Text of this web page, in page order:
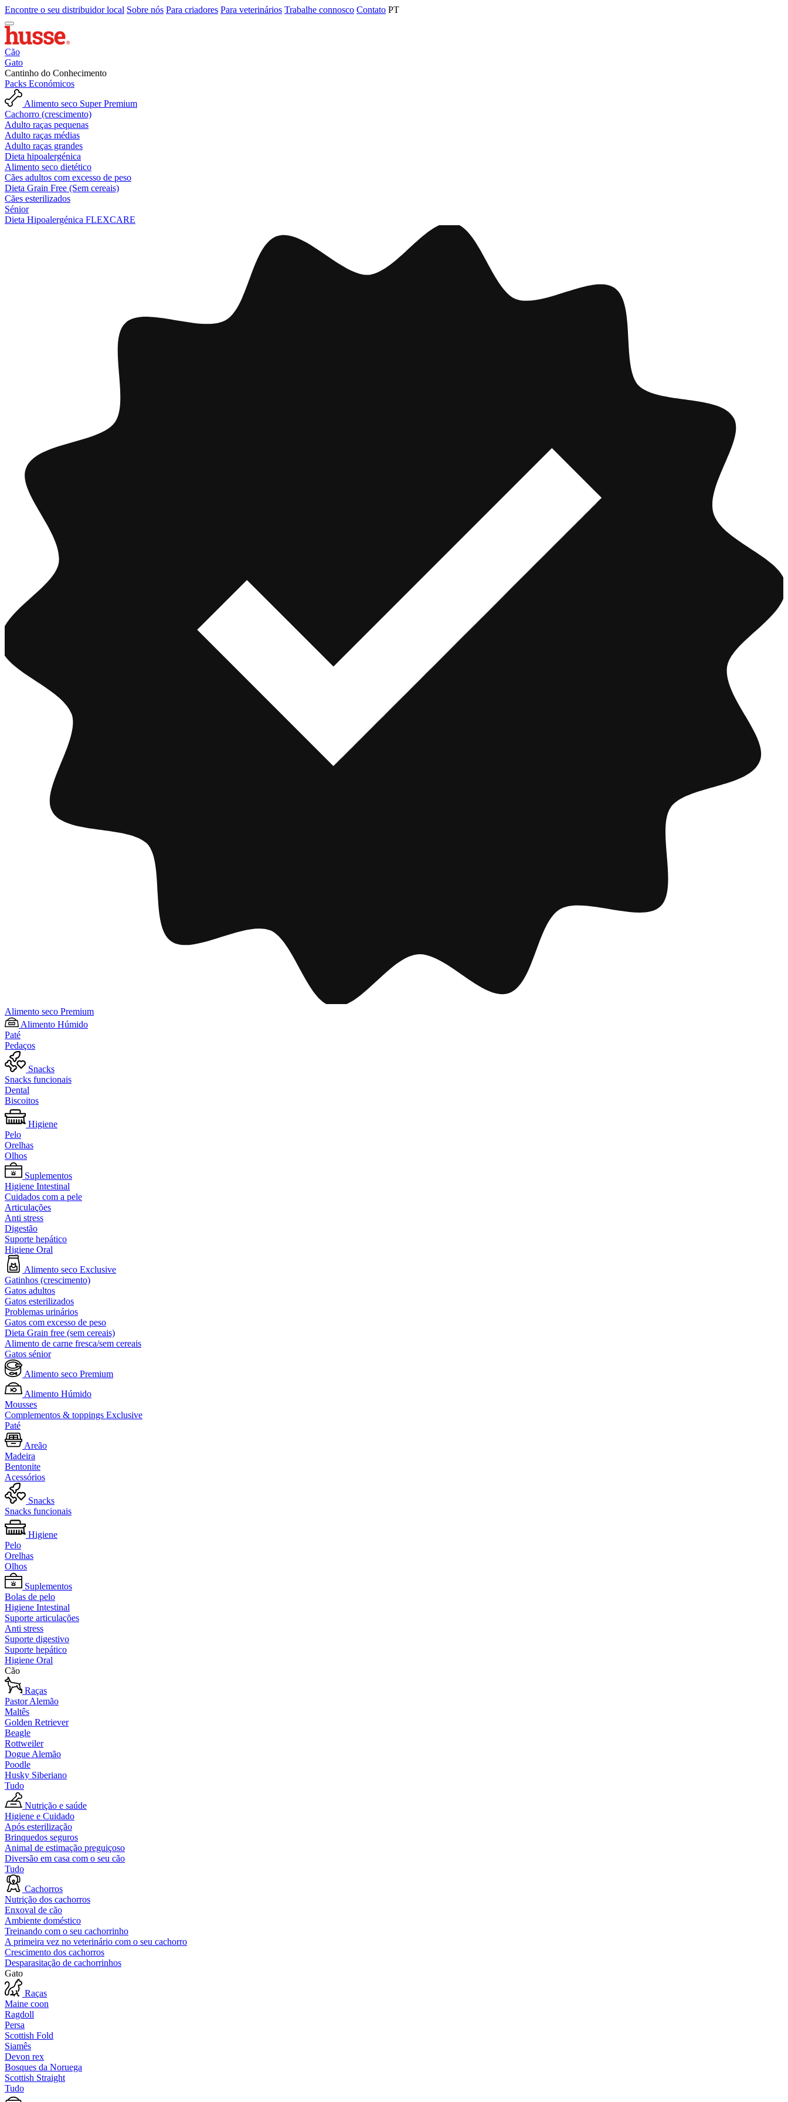
Encontre o seu distribuidor local Sobre nós Para criadores Para veterinários Trabalhe connosco Contato PT
Cão
Gato
Cantinho do Conhecimento
Packs Económicos
Alimento seco Super Premium
Cachorro (crescimento)
Adulto raças pequenas
Adulto raças médias
Adulto raças grandes
Dieta hipoalergénica
Alimento seco dietético
Cães adultos com excesso de peso
Dieta Grain Free (Sem cereais)
Cães esterilizados
Sénior
Dieta Hipoalergénica FLEXCARE
Alimento seco Premium
Alimento Húmido
Paté
Pedaços
Snacks
Snacks funcionais
Dental
Biscoitos
Higiene
Pelo
Orelhas
Olhos
Suplementos
Higiene Intestinal
Cuidados com a pele
Articulações
Anti stress
Digestão
Suporte hepático
Higiene Oral
Alimento seco Exclusive
Gatinhos (crescimento)
Gatos adultos
Gatos esterilizados
Problemas urinários
Gatos com excesso de peso
Dieta Grain free (sem cereais)
Alimento de carne fresca/sem cereais
Gatos sénior
Alimento seco Premium
Alimento Húmido
Mousses
Complementos & toppings Exclusive
Paté
Areão
Madeira
Bentonite
Acessórios
Snacks
Snacks funcionais
Higiene
Pelo
Orelhas
Olhos
Suplementos
Bolas de pelo
Higiene Intestinal
Suporte articulações
Anti stress
Suporte digestivo
Suporte hepático
Higiene Oral
Cão
Raças
Pastor Alemão
Maltês
Golden Retriever
Beagle
Rottweiler
Dogue Alemão
Poodle
Husky Siberiano
Tudo
Nutrição e saúde
Higiene e Cuidado
Após esterilização
Brinquedos seguros
Animal de estimação preguiçoso
Diversão em casa com o seu cão
Tudo
Cachorros
Nutrição dos cachorros
Enxoval de cão
Ambiente doméstico
Treinando com o seu cachorrinho
A primeira vez no veterinário com o seu cachorro
Crescimento dos cachorros
Desparasitação de cachorrinhos
Gato
Raças
Maine coon
Ragdoll
Persa
Scottish Fold
Siamês
Devon rex
Bosques da Noruega
Scottish Straight
Tudo